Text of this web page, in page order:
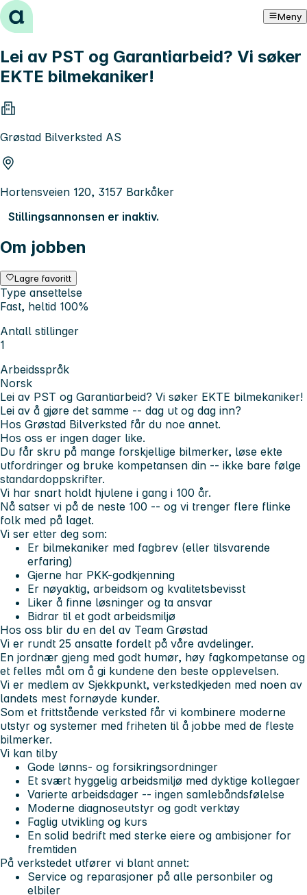
Hopp til innhold Meny
Lei av PST og Garantiarbeid? Vi søker
EKTE bilmekaniker!
Grøstad Bilverksted AS
Hortensveien 120, 3157 Barkåker
Stillingsannonsen er inaktiv.
Om jobben
Lagre favoritt
Type ansettelse
Fast, heltid 100%
Antall stillinger
1
Arbeidsspråk
Norsk
Lei av PST og Garantiarbeid? Vi søker EKTE bilmekaniker!
Lei av å gjøre det samme -- dag ut og dag inn?
Hos Grøstad Bilverksted får du noe annet.
Hos oss er ingen dager like.
Du får skru på mange forskjellige bilmerker, løse ekte
utfordringer og bruke kompetansen din -- ikke bare følge
standardoppskrifter.
Vi har snart holdt hjulene i gang i 100 år.
Nå satser vi på de neste 100 -- og vi trenger flere flinke
folk med på laget.
Vi ser etter deg som:
Er bilmekaniker med fagbrev (eller tilsvarende
erfaring)
Gjerne har PKK-godkjenning
Er nøyaktig, arbeidsom og kvalitetsbevisst
Liker å finne løsninger og ta ansvar
Bidrar til et godt arbeidsmiljø
Hos oss blir du en del av Team Grøstad
Vi er rundt 25 ansatte fordelt på våre avdelinger.
En jordnær gjeng med godt humør, høy fagkompetanse og
et felles mål om å gi kundene den beste opplevelsen.
Vi er medlem av Sjekkpunkt, verkstedkjeden med noen av
landets mest fornøyde kunder.
Som et frittstående verksted får vi kombinere moderne
utstyr og systemer med friheten til å jobbe med de fleste
bilmerker.
Vi kan tilby
Gode lønns- og forsikringsordninger
Et svært hyggelig arbeidsmiljø med dyktige kollegaer
Varierte arbeidsdager -- ingen samlebåndsfølelse
Moderne diagnoseutstyr og godt verktøy
Faglig utvikling og kurs
En solid bedrift med sterke eiere og ambisjoner for
fremtiden
På verkstedet utfører vi blant annet:
Service og reparasjoner på alle personbiler og
elbiler